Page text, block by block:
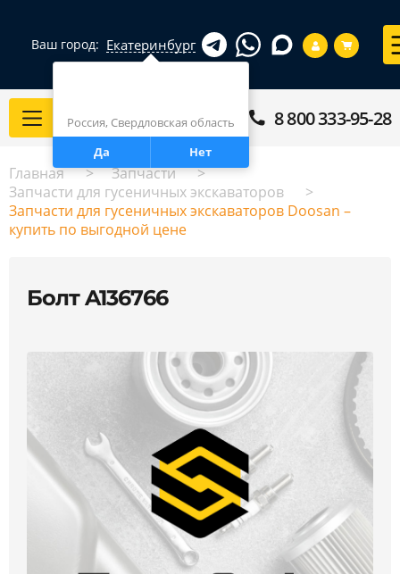
Ваш город: Екатеринбург
Россия, Свердловская область
Да
Нет
Каталог 8 800 333-95-28
Главная
Запчасти
Запчасти для гусеничных экскаваторов
Запчасти для гусеничных экскаваторов Doosan –
купить по выгодной цене
Болт A136766